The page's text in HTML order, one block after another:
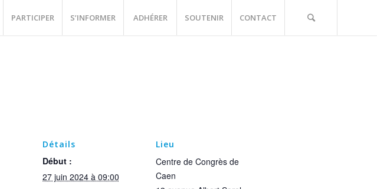
PARTICIPER S’INFORMER ADHÉRER SOUTENIR CONTACT
Détails
Début :
27 juin 2024 à 09:00
Lieu
Centre de Congrès de
Caen